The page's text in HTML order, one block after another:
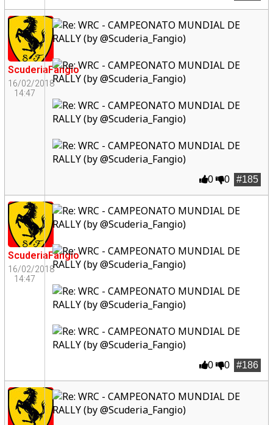
ScuderiaFangio
16/02/2018
14:47
#185
0 0
ScuderiaFangio
16/02/2018
14:47
#186
0 0